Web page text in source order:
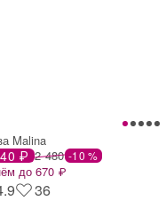
Malina
₽ 2 480 -10 %
до 670 ₽
36